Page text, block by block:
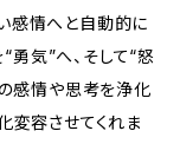
感情へと自動的に
勇気”へ、そして“怒
感情や思考を浄化
変容させてくれま